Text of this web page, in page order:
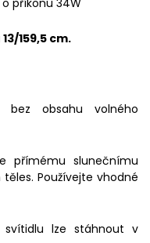
příkonu 34W
159,5 cm.
bez obsahu volného
přímému slunečnímu
Používejte vhodné
lze stáhnout v